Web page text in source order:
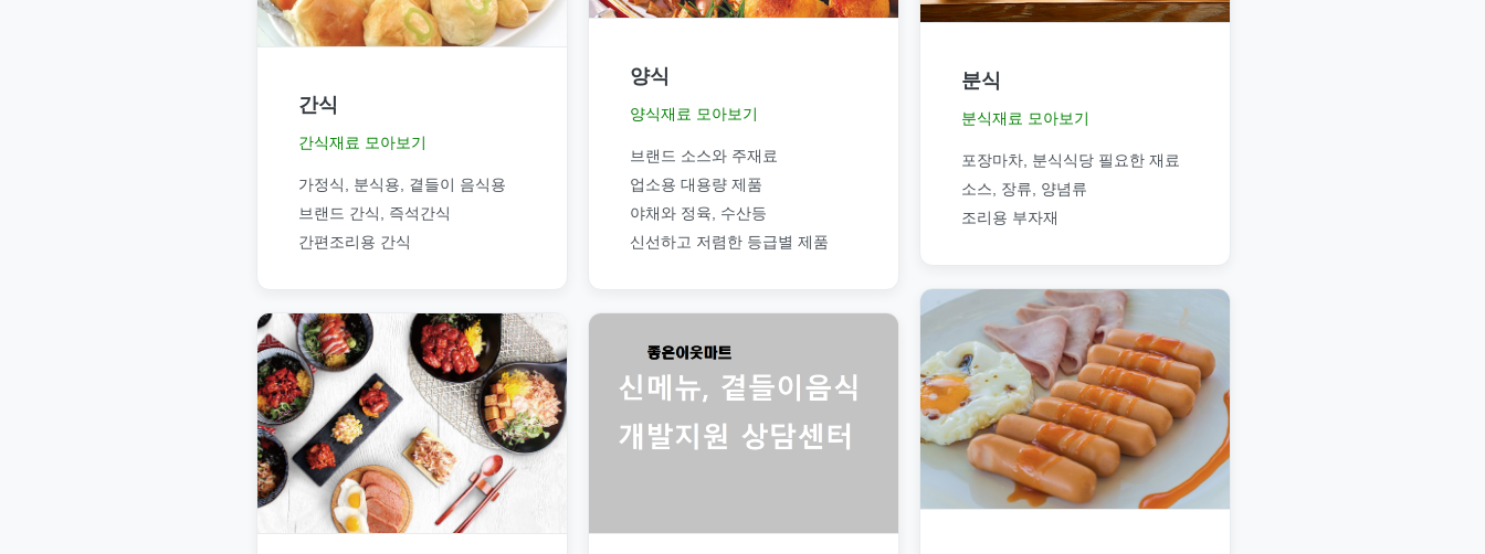
양식
양식재료 모아보기
브랜드 소스와 주재료
업소용 대용량 제품
야채와 정육, 수산등
신선하고 저렴한 등급별 제품
분식
분식재료 모아보기
포장마차, 분식식당 필요한 재료
소스, 장류, 양념류
조리용 부자재
간식
간식재료 모아보기
가정식, 분식용, 곁들이 음식용
브랜드 간식, 즉석간식
간편조리용 간식